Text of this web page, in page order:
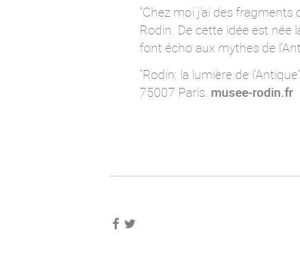
"Chez moi j’ai des
Rodin. De cette idée est
font écho aux mythes de
"Rodin: la lumière de
75007 Paris. musee-rodin.fr